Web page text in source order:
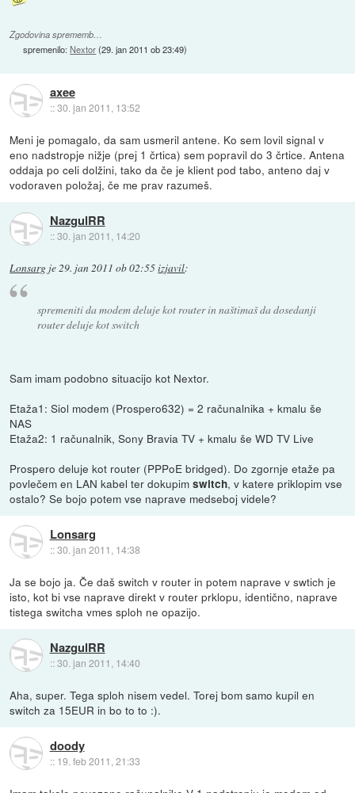
Zgodovina sprememb…
spremenilo:Nextor(29. jan 2011 ob 23:49)
axee
::30. jan 2011, 13:52
Meni je pomagalo, da sam usmeril antene. Ko sem lovil signal v
eno nadstropje nižje (prej 1 črtica) sem popravil do 3 črtice. Antena
oddaja po celi dolžini, tako da če je klient pod tabo, anteno daj v
vodoraven položaj, če me prav razumeš.
NazgulRR
::30. jan 2011, 14:20
Lonsarg je29. jan 2011 ob 02:55izjavil:
spremeniti da modem deluje kot router in naštimaš da dosedanji
router deluje kot switch
Sam imam podobno situacijo kot Nextor.
Etaža1: Siol modem (Prospero632) = 2 računalnika + kmalu še
NAS
Etaža2: 1 računalnik, Sony Bravia TV + kmalu še WD TV Live
Prospero deluje kot router (PPPoE bridged). Do zgornje etaže pa
povlečem en LAN kabel ter dokupimswitch, v katere priklopim vse
ostalo? Se bojo potem vse naprave medseboj videle?
Lonsarg
::30. jan 2011, 14:38
Ja se bojo ja. Če daš switch v router in potem naprave v swtich je
isto, kot bi vse naprave direkt v router prklopu, identično, naprave
tistega switcha vmes sploh ne opazijo.
NazgulRR
::30. jan 2011, 14:40
Aha, super. Tega sploh nisem vedel. Torej bom samo kupil en
switch za 15EUR in bo to to :).
doody
:: 19. feb 2011, 21:33